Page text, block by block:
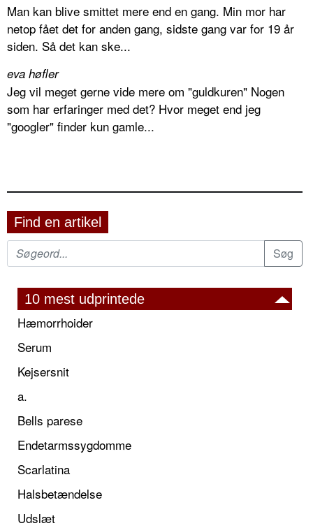
Man kan blive smittet mere end en gang. Min mor har
netop fået det for anden gang, sidste gang var for 19 år
siden. Så det kan ske...
eva høfler
Jeg vil meget gerne vide mere om "guldkuren" Nogen
som har erfaringer med det? Hvor meget end jeg
"googler" finder kun gamle...
Find en artikel
10 mest udprintede
Hæmorrhoider
Serum
Kejsersnit
a.
Bells parese
Endetarmssygdomme
Scarlatina
Halsbetændelse
Udslæt